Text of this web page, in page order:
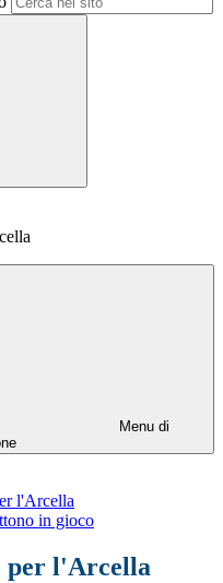
Menu di
l'Arcella
in gioco
per l'Arcella